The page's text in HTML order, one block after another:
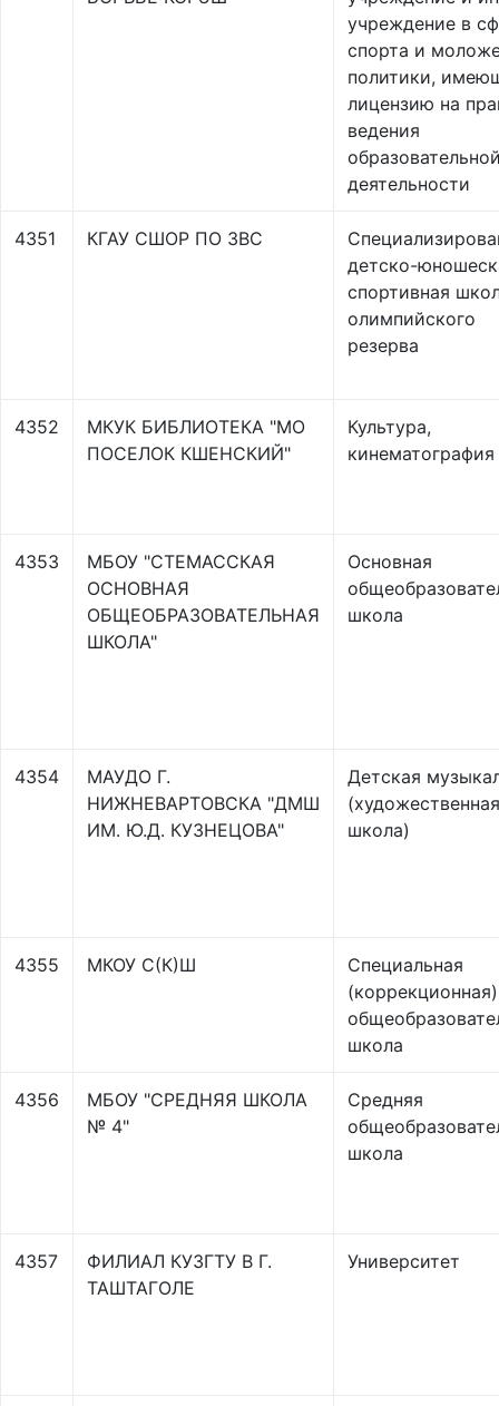
учреждение в
спорта и
политики,
лицензию на
ведения
деятельности
4351 КГАУ СШОР ПО ЗВС
детско-
спортивная
олимпийского
резерва
4352
МКУК БИБЛИОТЕКА "МО
ПОСЕЛОК КШЕНСКИЙ"
Культура,
кинематография
4353
МБОУ "СТЕМАССКАЯ
ОСНОВНАЯ
ОБЩЕОБРАЗОВАТЕЛЬНАЯ
ШКОЛА"
Основная
школа
4354
МАУДО Г.
НИЖНЕВАРТОВСКА "ДМШ
ИМ. Ю.Д. КУЗНЕЦОВА"
Детская
(художественная
школа)
4355 МКОУ С(К)Ш
Специальная
(коррекционная)
школа
4356
МБОУ "СРЕДНЯЯ ШКОЛА
№ 4"
Средняя
школа
4357
ФИЛИАЛ КУЗГТУ В Г.
ТАШТАГОЛЕ
Университет